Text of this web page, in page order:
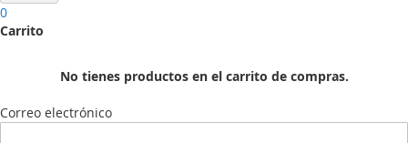
0
Carrito
No tienes productos en el carrito de compras.
Correo electrónico